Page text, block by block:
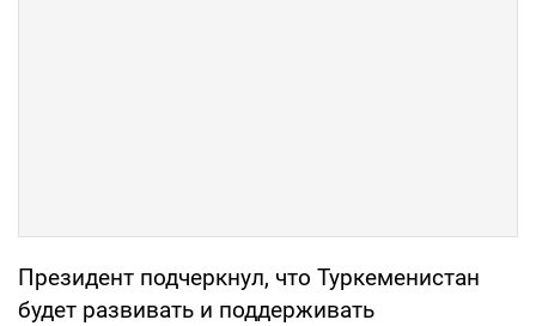
Президент подчеркнул, что Туркеменистан
будет развивать и поддерживать